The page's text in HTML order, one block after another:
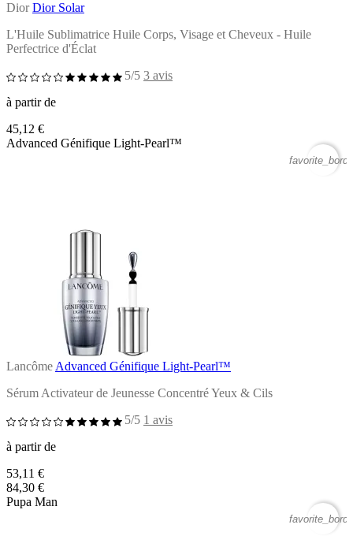
Dior Dior Solar
L'Huile Sublimatrice Huile Corps, Visage et Cheveux - Huile
Perfectrice d'Éclat
5/5 3 avis
à partir de
45,12 €
Advanced Génifique Light-Pearl™
Lancôme Advanced Génifique Light-Pearl™
Sérum Activateur de Jeunesse Concentré Yeux & Cils
5/5 1 avis
à partir de
53,11 €
84,30 €
Pupa Man